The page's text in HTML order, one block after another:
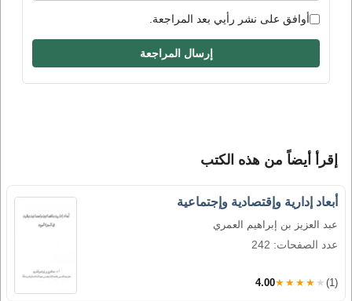
أوافق على نشر رأيي بعد المراجعة.
إرسال المراجعة
إقرأ أيضاً من هذه الكتب
أبعاد إدارية وإقتصادية وإجتماعية
عبد العزيز بن إبراهيم العمري
عدد الصفحات: 242
4.00★★★★★ (1)